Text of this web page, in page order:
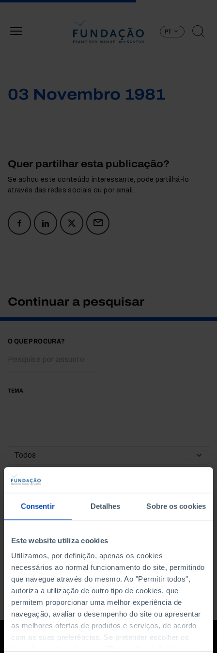
Consentir Detalhes Sobre os cookies
Este website utiliza cookies
Utilizamos, por definição, apenas os cookies
necessários ao normal funcionamento do site, permitindo
que navegue através do mesmo. Ao "Permitir todos",
autoriza a utilização de outro tipo de cookies, que
permitem proporcionar uma melhor experiência de
navegação, avaliar o desempenho do site ou apresentar
as melhores ofertas de produtos e serviços, de acordo
com as suas preferências. Se pretender escolher os
PT
03 Novembro 1981
Quer partilhar esta publicação?
Se achou este conteúdo interessante, pode partilhá-lo
através das redes sociais ou por email.
Continuar a pesquisar
O QUE PROCURA?
TEMA
DATA DE INÍCIO
DATA DE FIM